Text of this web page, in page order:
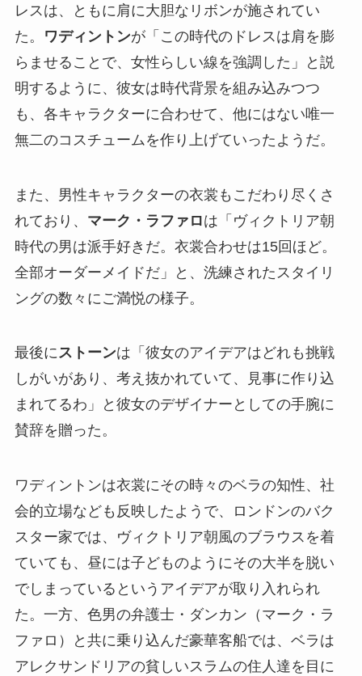
レスは、ともに肩に大胆なリボンが施されてい
た。
ワディントンが「この時代のドレスは肩を膨
らませることで、女性らしい線を強調した」と説
明するように、彼女は時代背景を組み込みつつ
も、各キャラクターに合わせて、他にはない唯一
無二のコスチュームを作り上げていったようだ。
また、男性キャラクターの衣裳もこだわり尽くさ
れており、 マーク・ラファロは「ヴィクトリア朝
時代の男は派手好きだ。衣裳合わせは15回ほど。
全部オーダーメイドだ」と、洗練されたスタイリ
ングの数々にご満悦の様子。
最後にストーンは「彼女のアイデアはどれも挑戦
しがいがあり、考え抜かれていて、見事に作り込
まれてるわ」と彼女のデザイナーとしての手腕に
賛辞を贈った。
ワディントンは衣裳にその時々のベラの知性、社
会的立場なども反映したようで、ロンドンのバク
スター家では、ヴィクトリア朝風のブラウスを着
ていても、昼には子どものようにその大半を脱い
でしまっているというアイデアが取り入れられ
た。一方、色男の弁護士・ダンカン（マーク・ラ
ファロ）と共に乗り込んだ豪華客船では、ベラは
アレクサンドリアの貧しいスラムの住人達を目に